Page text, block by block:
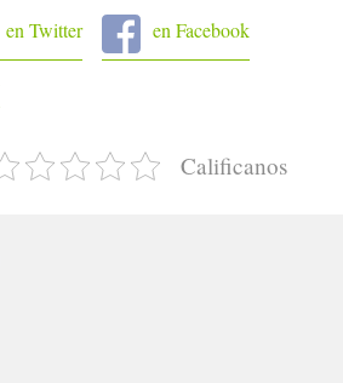
en Twitter
en Facebook
Calificanos